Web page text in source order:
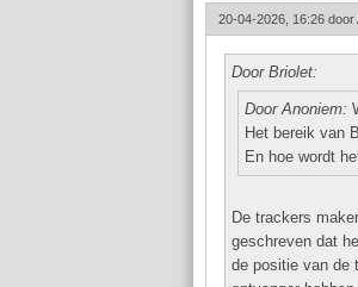
20-04-2026, 16:26 door
Door Briolet:
Door Anoniem:
Het bereik van
En hoe wordt
De trackers
geschreven dat
de positie van de